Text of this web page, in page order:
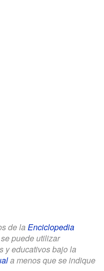
de la Enciclopedia
puede utilizar
y educativos bajo la
a menos que se indique